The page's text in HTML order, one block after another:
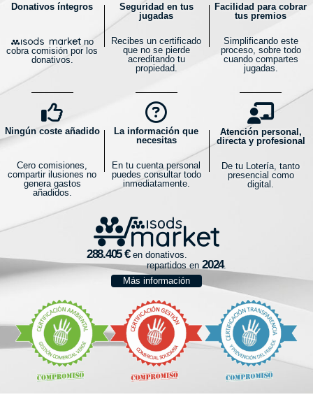
Donativos íntegros
no
cobra comisión por los
donativos.
Seguridad en tus
jugadas
Recibes un certificado
que no se pierde
acreditando tu
propiedad.
Facilidad para cobrar
tus premios
Simplificando este
proceso, sobre todo
cuando compartes
jugadas.
Ningún coste añadido
Cero comisiones,
compartir ilusiones no
genera gastos
añadidos.
La información que
necesitas
En tu cuenta personal
puedes consultar todo
inmediatamente.
Atención personal,
directa y profesional
De tu Lotería, tanto
presencial como
digital.
en donativos.
repartidos en
.
Más información